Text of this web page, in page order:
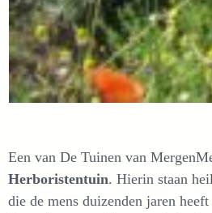
Een van De Tuinen van
Herboristentuin. Hierin staan
die de mens duizenden jaren